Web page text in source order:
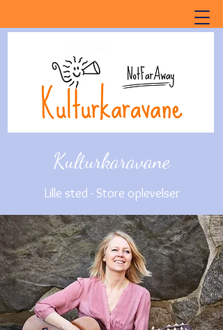
Kulturkaravane
Lille sted - Store oplevelser